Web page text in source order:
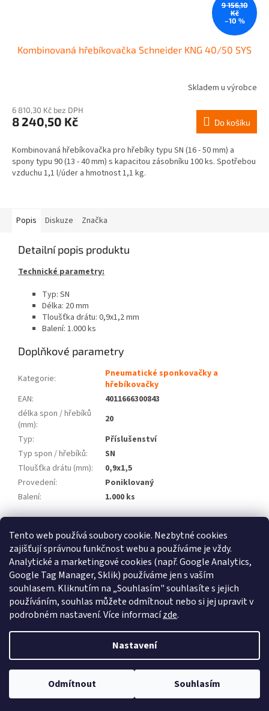
Tento web používá soubory cookie. Nezbytné cookies
zajišťují správnou funkčnost webu a používáme je vždy.
Analytické a marketingové cookies (např. Google Analytics,
Google Tag Manager, Sklik) používáme jen s vaším
souhlasem. Kliknutím na „Souhlasím" souhlasíte s jejich
používáním, souhlas můžete odmítnout nebo si jej upravit v
podrobném nastavení. Více informacízde.
Nastavení
Odmítnout Souhlasím
9 156,10
Kč
–10 %
Kombinovaná hřebíkovačka Schneider KNG 40/50 SYS
Skladem u výrobce
6 810,30 Kč bez DPH
8 240,50 Kč Do košíku
Kombinovaná hřebíkovačka pro hřebíky typu SN (16 - 50 mm) a
spony typu 90 (13 - 40 mm) s kapacitou zásobníku 100 ks. Spotřebou
vzduchu 1,1 l/úder a hmotnost 1,1 kg.
Popis Diskuze Značka
Detailní popis produktu
Technické parametry:
Typ: SN
Délka: 20 mm
Tloušťka drátu: 0,9x1,2 mm
Balení: 1.000 ks
Doplňkové parametry
Kategorie:
Pneumatické sponkovačky a
hřebíkovačky
EAN:
4011666300843
délka spon / hřebíků
(mm):
20
Typ:
Příslušenství
Typ spon / hřebíků:
SN
Tloušťka drátu (mm):
0,9x1,5
Provedení:
Poniklovaný
Balení: 1.000 ks
Atlas Copco Schneider Airsystems ATMOS BEKO Technologies
METAL WORK Pneumatic Inaircom
Atlas Copco
Copyright 2026ELKOM - kompresory s.r.o.. Všechna práva
vyhrazena.
Upravit nastavení cookies